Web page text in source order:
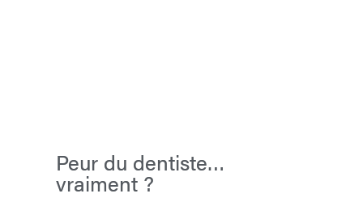
Peur du dentiste…
vraiment ?